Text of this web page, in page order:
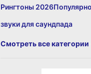
Рингтоны 2026
звуки для саундпада
Смотреть все